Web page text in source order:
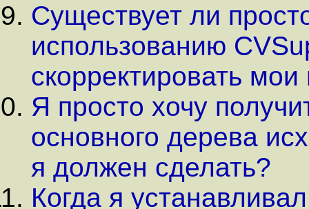
Существует ли
использованию
скорректировать
Я просто хочу
основного дерева
я должен сделать?
Когда я